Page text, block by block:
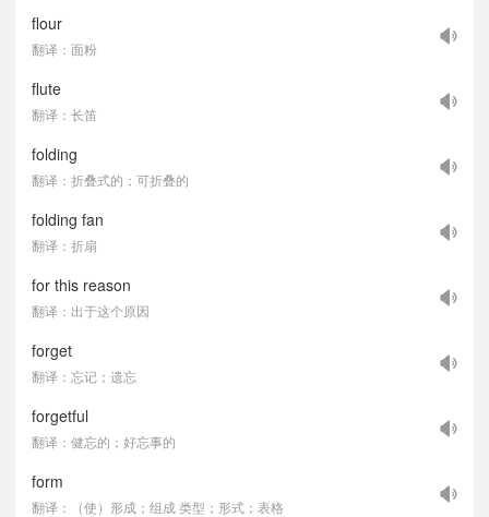
flour
翻译：面粉
flute
翻译：长笛
folding
翻译：折叠式的；可折叠的
folding fan
翻译：折扇
for this reason
翻译：出于这个原因
forget
翻译：忘记；遗忘
forgetful
翻译：健忘的；好忘事的
form
翻译：（使）形成；组成 类型；形式；表格